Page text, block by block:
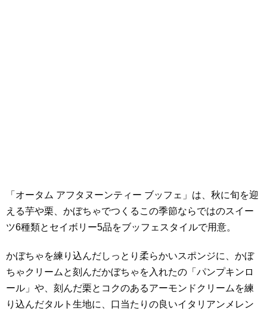
「オータム アフタヌーンティー ブッフェ」は、秋に旬を迎
える芋や栗、かぼちゃでつくるこの季節ならではのスイー
ツ6種類とセイボリー5品をブッフェスタイルで用意。
かぼちゃを練り込んだしっとり柔らかいスポンジに、かぼ
ちゃクリームと刻んだかぼちゃを入れたの「パンプキンロ
ール」や、刻んだ栗とコクのあるアーモンドクリームを練
り込んだタルト生地に、口当たりの良いイタリアンメレン